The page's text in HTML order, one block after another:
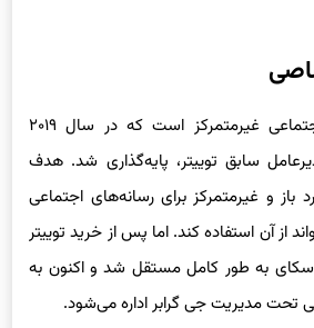
بلواسکای یک شبکه اجتماعی غیرمتمرکز است که در سال ۲۰۱۹
سابق توییتر، پایه‌گذاری شد. هدف
باز و غیرمتمرکز برای رسانه‌های اجتماعی
از آن استفاده کند. اما پس از خرید توییتر
به طور کامل مستقل شد و اکنون به
تحت مدیریت جی گرابر اداره می‌شود.